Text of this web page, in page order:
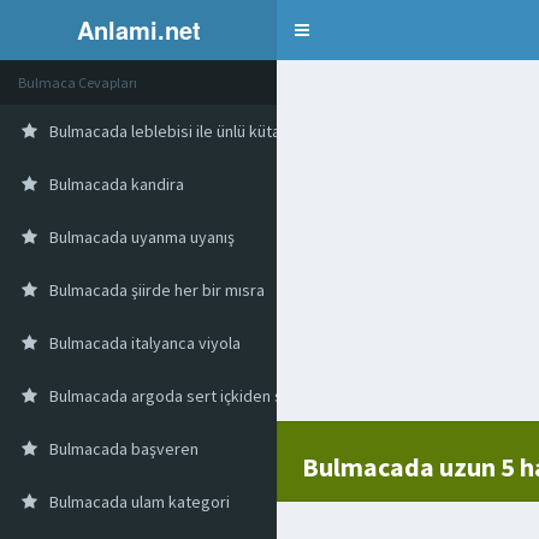
Anlami.net Bulmaca
Bulmacada uzun 5
Bulmaca Cevapları
Bulmacada leblebisi ile ünlü kütahya ilçesi
Bulmacada kandira
Bulmacada uyanma uyanış
Bulmacada şiirde her bir mısra
Bulmacada italyanca viyola
Bulmacada argoda sert içkiden sonra içilen hafif içki
Bulmacada başveren
Bulmacada ulam kategori